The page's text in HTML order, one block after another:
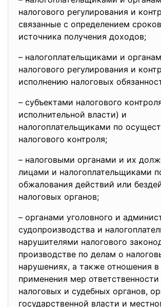
налогового регулирования и
связанные с определением
источника получения доходов;
– налогоплательщиками и
налогового регулирования и
исполнению налоговых
– субъектами налогового
исполнительной власти) и
налогоплательщиками по
налогового контроля;
– налоговыми органами и их
лицами и налогоплательщиками
обжалования действий или
налоговых органов;
– органами уголовного и
судопроизводства и
нарушителями налогового
производстве по делам о
нарушениях, а также отношения в
применения мер
налоговых и судебных органов,
государственной власти и